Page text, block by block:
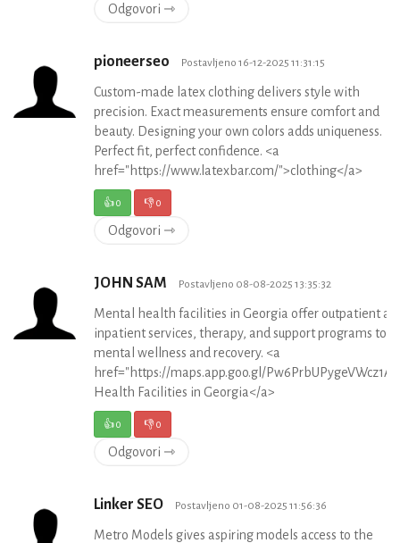
Odgovori ⇾
pioneerseo Postavljeno 16-12-2025 11:31:15
Custom-made latex clothing delivers style with
precision. Exact measurements ensure comfort and
beauty. Designing your own colors adds uniqueness.
Perfect fit, perfect confidence. <a
href="https://www.latexbar.com/">clothing</a>
👍0 👎0
Odgovori ⇾
JOHN SAM Postavljeno 08-08-2025 13:35:32
Mental health facilities in Georgia offer outpatient
inpatient services, therapy, and support programs to
mental wellness and recovery. <a
href="https://maps.app.goo.gl/
Health Facilities in Georgia</a>
👍0 👎0
Odgovori ⇾
Linker SEO Postavljeno 01-08-2025 11:56:36
Metro Models gives aspiring models access to the